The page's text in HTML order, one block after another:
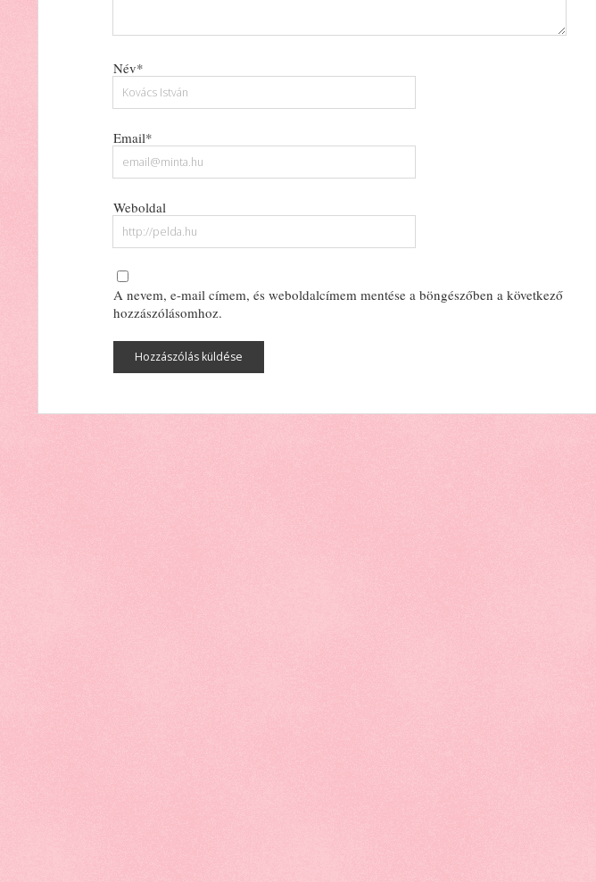
Név*
Email*
Weboldal
A nevem, e-mail címem, és weboldalcímem mentése a böngészőben a következő
hozzászólásomhoz.